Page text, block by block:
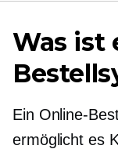
Was ist
Ein Online-
ermöglicht es